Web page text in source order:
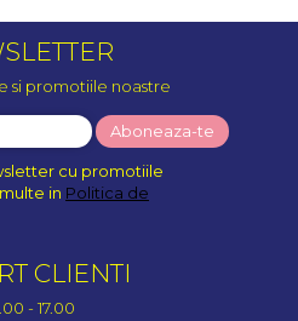
si promotiile noastre
cu promotiile
in Politica de
CLIENTI
- 17.00